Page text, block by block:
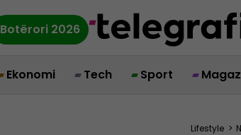
Botërori 2026
Ekonomi Tech Sport
Lifestyle >